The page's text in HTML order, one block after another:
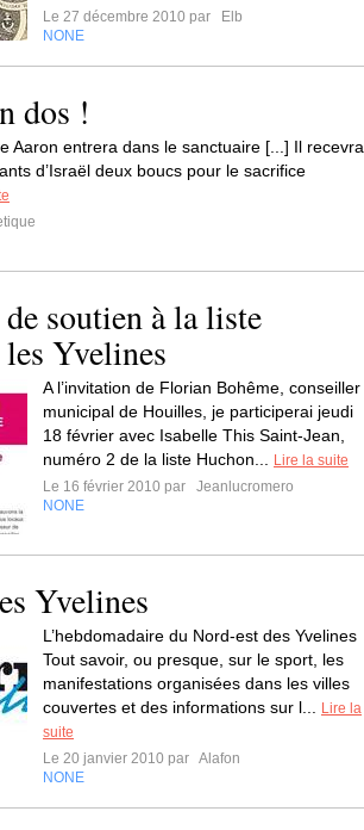
Le 27 décembre 2010 par
Elb
NONE
dos !
Aaron entrera dans le sanctuaire [...] Il recevra
d’Israël deux boucs pour le sacrifice
soutien à la liste
Yvelines
A l’invitation de Florian Bohême, conseiller
municipal de Houilles, je participerai jeudi
18 février avec Isabelle This Saint-Jean,
numéro 2 de la liste Huchon...
Lire la suite
Le 16 février 2010 par
Jeanlucromero
NONE
Yvelines
L’hebdomadaire du Nord-est des Yvelines
Tout savoir, ou presque, sur le sport, les
manifestations organisées dans les villes
couvertes et des informations sur l...
Lire la
suite
Le 20 janvier 2010 par Alafon
NONE